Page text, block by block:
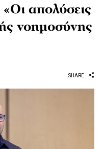
απολύσεις
νοημοσύνης
SHARE